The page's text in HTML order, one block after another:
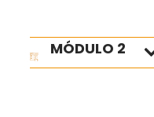
MÓDULO 2